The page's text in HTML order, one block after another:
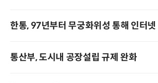
한통, 97년부터 무궁화위성 통해 인터넷
통산부, 도시내 공장설립 규제 완화